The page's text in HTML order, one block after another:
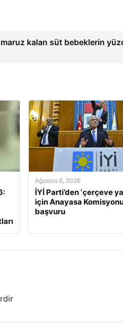
kalan süt bebeklerin
Ağustos 6, 2026
İYİ Parti’den ‘çerçeve
için Anayasa
başvuru